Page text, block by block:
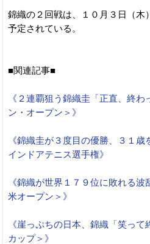
錦織の２回戦は、１０月３日（木
予定されている。
■関連記事■
《２連覇狙う錦織圭「正直、終
ン・オープン＞》
《錦織圭が３度目の優勝、３１
インドアテニス選手権》
《錦織が世界１７９位に敗れる
米オープン＞》
《崖っぷちの日本、錦織「笑っ
カップ＞》